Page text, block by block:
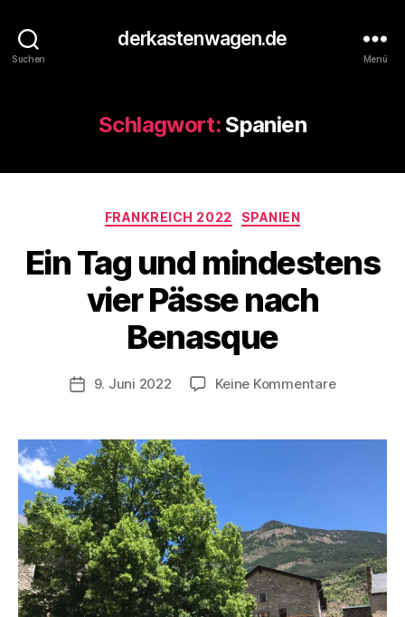
Suchen
derkastenwagen.de
Menü
Schlagwort: Spanien
Kategorien
FRANKREICH 2022 SPANIEN
Ein Tag und mindestens
vier Pässe nach
Benasque
Beitragsautor
V
n
d
e
r
K
a
t
n
Veröffentlichungsdatum
9. Juni 2022 Keine Kommentarezu
und
Benasque